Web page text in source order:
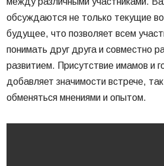
обсуждаются не только текущие
будущее, что позволяет всем
понимать друг друга и совместно
развитием. Присутствие имамов и
добавляет значимости встрече,
обменяться мнениями и опытом.